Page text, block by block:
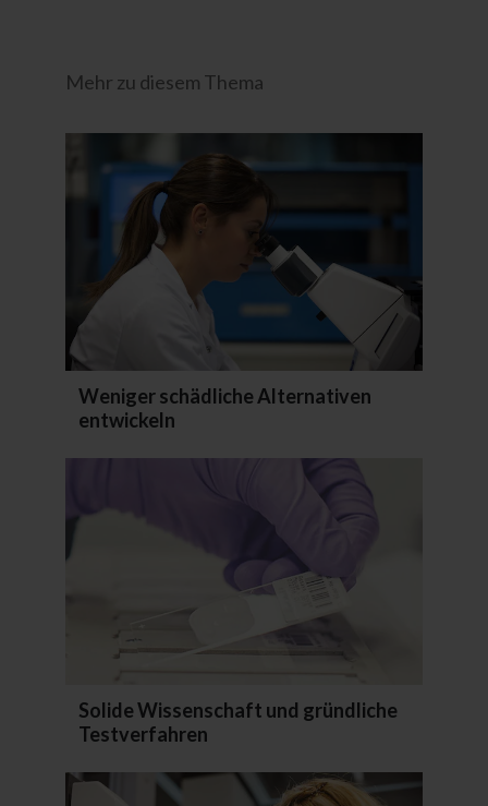
Mehr zu diesem Thema
Weniger schädliche Alternativen
entwickeln
Solide Wissenschaft und gründliche
Testverfahren